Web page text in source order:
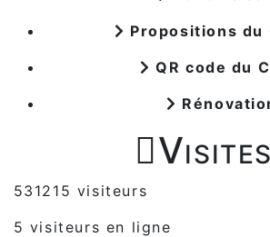
Propositions du
QR code du
Visites
531215 visiteurs
5 visiteurs en ligne